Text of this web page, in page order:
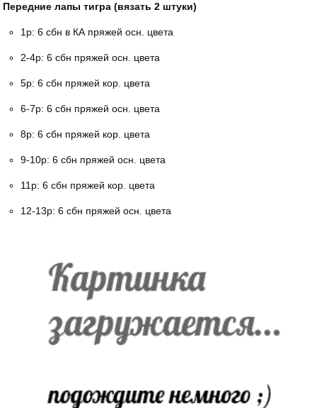
Передние лапы тигра (вязать 2 штуки)
1р: 6 сбн в КА пряжей осн. цвета
2-4р: 6 сбн пряжей осн. цвета
5р: 6 сбн пряжей кор. цвета
6-7р: 6 сбн пряжей осн. цвета
8р: 6 сбн пряжей кор. цвета
9-10р: 6 сбн пряжей осн. цвета
11р: 6 сбн пряжей кор. цвета
12-13р: 6 сбн пряжей осн. цвета